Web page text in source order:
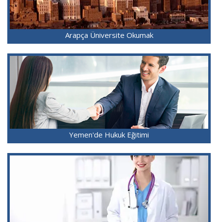
Arapça Üniversite Okumak
Yemen'de Hukuk Eğitimi